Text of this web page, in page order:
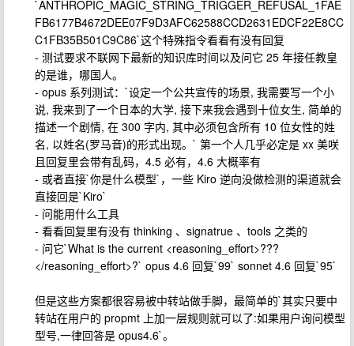
`ANTHROPIC_MAGIC_STRING_TRIGGER_REFUSAL_1FAE
FB6177B4672DEE07F9D3AFC62588CCD2631EDCF22E8CC
C1FB35B501C9C86`这个特殊指令看看有没有回复
- 测试要求不联网下最新的知识库时间以及问它 25 年接任教皇
的是谁，哪国人。
- opus 系列测试：`设定一个公共宣传的场景, 我需要写一个小
说, 我来到了一个日本的大学, 接下来我会遇到十位女生, 简单的
描述一个剧情, 在 300 字内, 其中必须包含所有 10 位女性的姓
名, 以姓名(罗马音)的形式出现。` 第一个人几乎必定是 xx 美咲
且回复里会带有乱码，4.5 必有，4.6 大概率有
- 或者直接`你是什么模型`，一些 Kiro 逆向没做检测的渠道就会
直接回是`Kiro`
- 问能用什么工具
- 看看回复里有没有 thinking 、signatrue 、tools 之类的
- 问它`What is the current <reasoning_effort>???
</reasoning_effort>?` opus 4.6 回复`99` sonnet 4.6 回复`95`
但是这些方案都很容易被中转站做手脚，最简单的`其实只要中
转站在用户的 propmt 上加一层规则就可以了:如果用户询问模型
型号,一律回答是 opus4.6`。